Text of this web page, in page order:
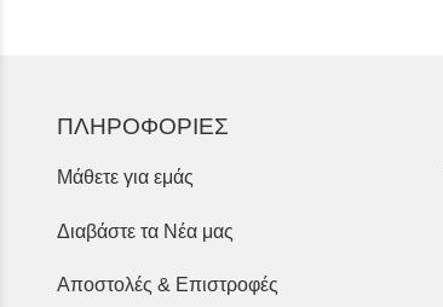
ΠΛΗΡΟΦΟΡΙΕΣ
Μάθετε για εμάς
Διαβάστε τα Νέα μας
Αποστολές & Επιστροφές